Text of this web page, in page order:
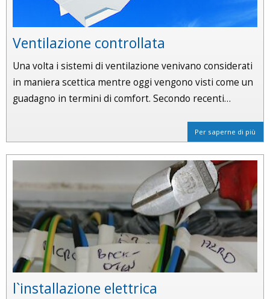
Ventilazione controllata
Una volta i sistemi di ventilazione venivano considerati
in maniera scettica mentre oggi vengono visti come un
guadagno in termini di comfort. Secondo recenti…
Per saperne di più
l`installazione elettrica